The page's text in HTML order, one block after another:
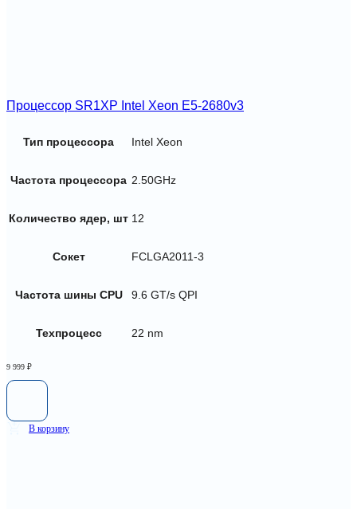
Процессор SR1XP Intel Xeon E5-2680v3
Тип процессора Intel Xeon
Частота процессора 2.50GHz
Количество ядер, шт 12
Сокет FCLGA2011-3
Частота шины CPU 9.6 GT/s QPI
Техпроцесс 22 nm
9 999 ₽
В корзину